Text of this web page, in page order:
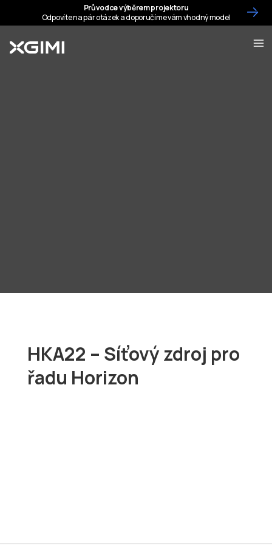
HKA22 – Síťový zdroj pro
řadu Horizon